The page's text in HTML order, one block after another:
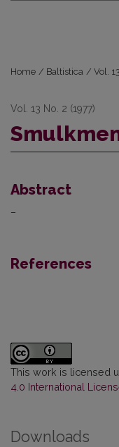
Home / Baltistica / Vol.
Vol. 13 No. 2 (1977)
Abstract
–
References
This work is licensed
4.0 International
Downloads